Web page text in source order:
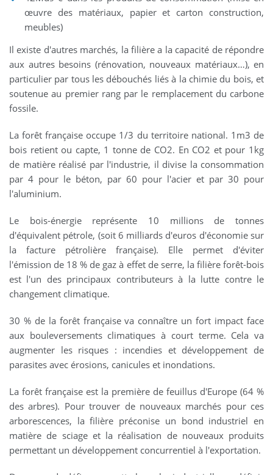
œuvre des matériaux, papier et carton construction,
meubles)
Il existe d'autres marchés, la filière a la capacité de répondre
aux autres besoins (rénovation, nouveaux matériaux…), en
particulier par tous les débouchés liés à la chimie du bois, et
soutenue au premier rang par le remplacement du carbone
fossile.
La forêt française occupe 1/3 du territoire national. 1m3 de
bois retient ou capte, 1 tonne de CO2. En CO2 et pour 1kg
de matière réalisé par l'industrie, il divise la consommation
par 4 pour le béton, par 60 pour l'acier et par 30 pour
l'aluminium.
Le bois-énergie représente 10 millions de tonnes
d'équivalent pétrole, (soit 6 milliards d'euros d'économie sur
la facture pétrolière française). Elle permet d'éviter
l'émission de 18 % de gaz à effet de serre, la filière forêt-bois
est l'un des principaux contributeurs à la lutte contre le
changement climatique.
30 % de la forêt française va connaître un fort impact face
aux bouleversements climatiques à court terme. Cela va
augmenter les risques : incendies et développement de
parasites avec érosions, canicules et inondations.
La forêt française est la première de feuillus d'Europe (64 %
des arbres). Pour trouver de nouveaux marchés pour ces
arborescences, la filière préconise un bond industriel en
matière de sciage et la réalisation de nouveaux produits
permettant un développement concurrentiel à l'exportation.